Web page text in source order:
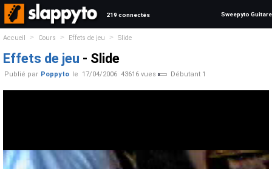
219 connectés Sweepyto Guitare
Accueil > Cours > Effets de jeu > Slide
Effets de jeu - Slide
Publié par Poppyto le 17/04/2006 43616 vues Débutant 1